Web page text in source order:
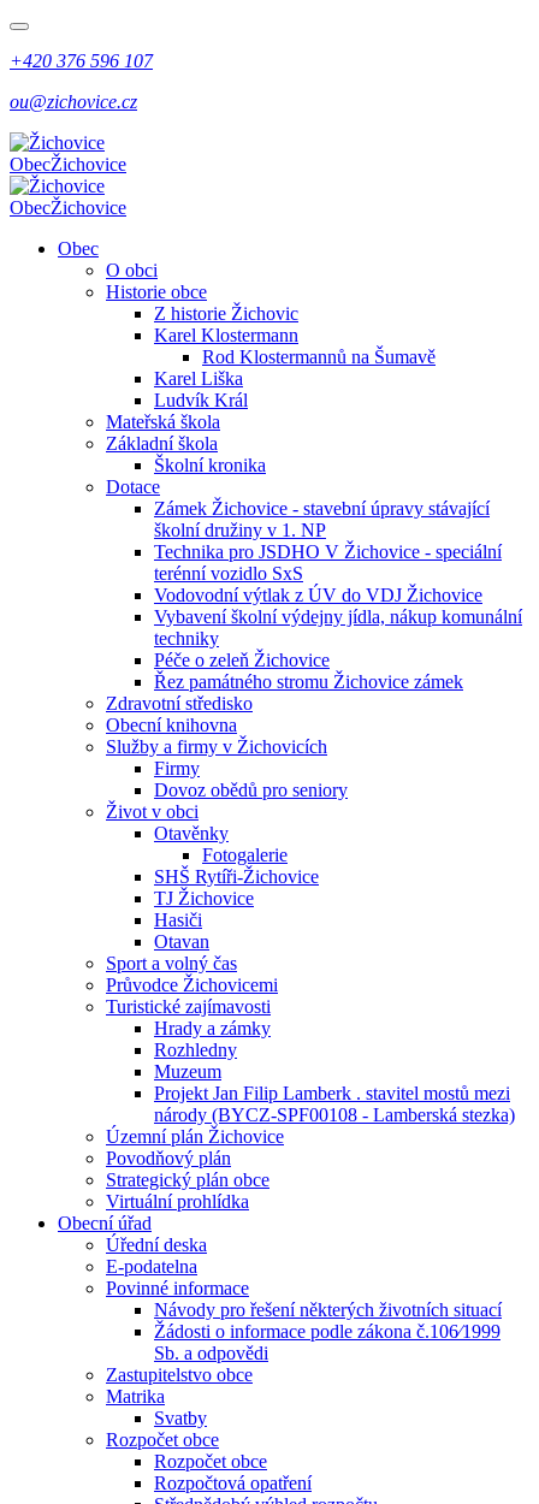
+420 376 596 107
ou@zichovice.cz
ObecŽichovice
ObecŽichovice
Obec
O obci
Historie obce
Z historie Žichovic
Karel Klostermann
Rod Klostermannů na Šumavě
Karel Liška
Ludvík Král
Mateřská škola
Základní škola
Školní kronika
Dotace
Zámek Žichovice - stavební úpravy stávající
školní družiny v 1. NP
Technika pro JSDHO V Žichovice - speciální
terénní vozidlo SxS
Vodovodní výtlak z ÚV do VDJ Žichovice
Vybavení školní výdejny jídla, nákup komunální
techniky
Péče o zeleň Žichovice
Řez památného stromu Žichovice zámek
Zdravotní středisko
Obecní knihovna
Služby a firmy v Žichovicích
Firmy
Dovoz obědů pro seniory
Život v obci
Otavěnky
Fotogalerie
SHŠ Rytíři-Žichovice
TJ Žichovice
Hasiči
Otavan
Sport a volný čas
Průvodce Žichovicemi
Turistické zajímavosti
Hrady a zámky
Rozhledny
Muzeum
Projekt Jan Filip Lamberk . stavitel mostů mezi
národy (BYCZ-SPF00108 - Lamberská stezka)
Územní plán Žichovice
Povodňový plán
Strategický plán obce
Virtuální prohlídka
Obecní úřad
Úřední deska
E-podatelna
Povinné informace
Návody pro řešení některých životních situací
Žádosti o informace podle zákona č.106⁄1999
Sb. a odpovědi
Zastupitelstvo obce
Matrika
Svatby
Rozpočet obce
Rozpočet obce
Rozpočtová opatření